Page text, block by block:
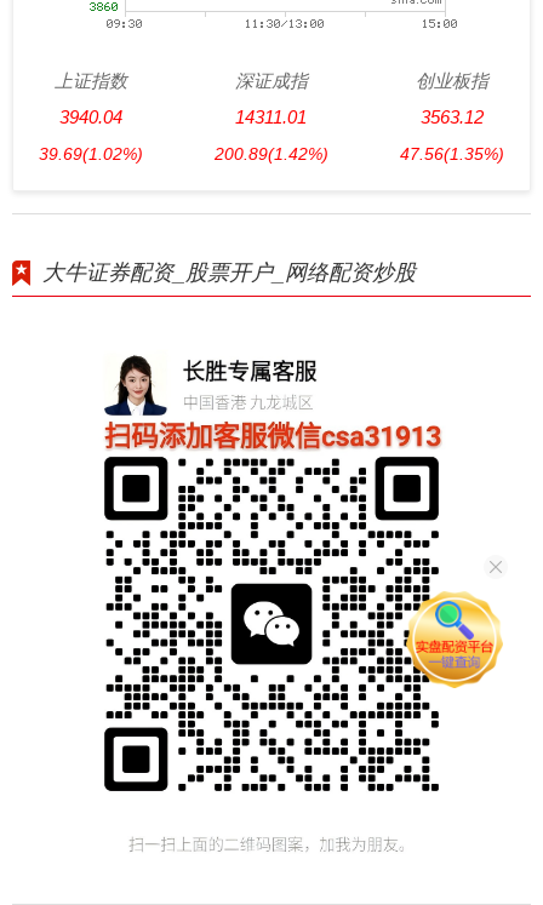
上证指数
3940.04
39.69(1.02%)
深证成指
14311.01
200.89(1.42%)
创业板指
3563.12
47.56(1.35%)
大牛证券配资_股票开户_网络配资炒股